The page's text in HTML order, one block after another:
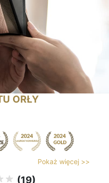
ORŁY
Pokaż więcej >>
(19)